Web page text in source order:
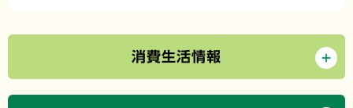
消費生活情報